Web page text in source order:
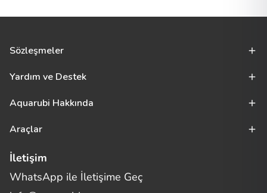
Sözleşmeler
Yardım ve Destek
Aquarubi Hakkında
Araçlar
İletişim
WhatsApp ile İletişime Geç
Merhaba! Size nasıl yardımcı